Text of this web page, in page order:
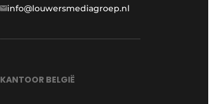
info@louwersmediagroep.nl
KANTOOR BELGIË